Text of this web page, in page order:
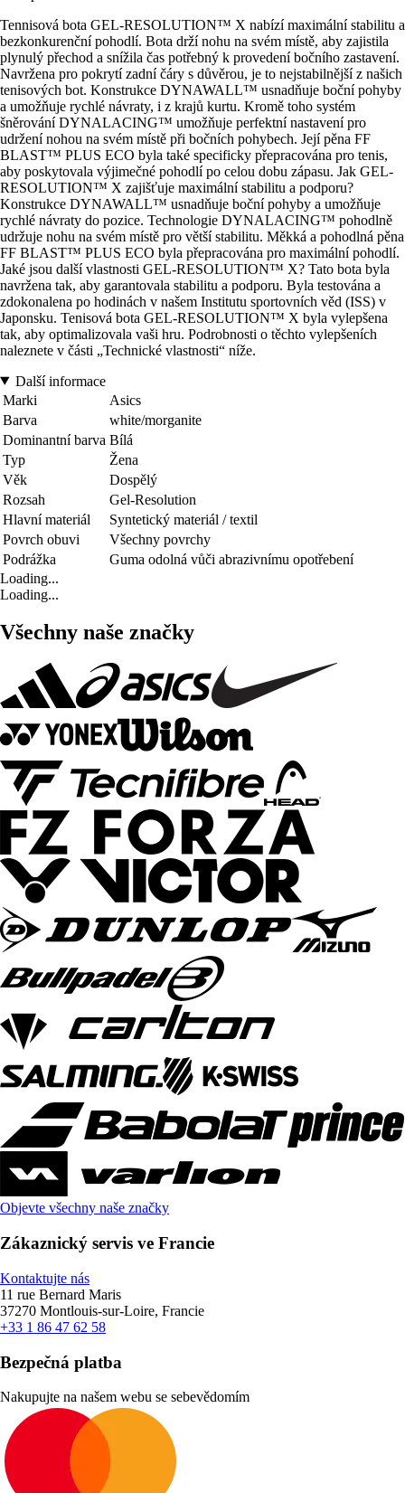
Tennisová bota GEL-RESOLUTION™ X nabízí maximální stabilitu a
bezkonkurenční pohodlí. Bota drží nohu na svém místě, aby zajistila
plynulý přechod a snížila čas potřebný k provedení bočního zastavení.
Navržena pro pokrytí zadní čáry s důvěrou, je to nejstabilnější z našich
tenisových bot. Konstrukce DYNAWALL™ usnadňuje boční pohyby
a umožňuje rychlé návraty, i z krajů kurtu. Kromě toho systém
šněrování DYNALACING™ umožňuje perfektní nastavení pro
udržení nohou na svém místě při bočních pohybech. Její pěna FF
BLAST™ PLUS ECO byla také specificky přepracována pro tenis,
aby poskytovala výjimečné pohodlí po celou dobu zápasu. Jak GEL-
RESOLUTION™ X zajišťuje maximální stabilitu a podporu?
Konstrukce DYNAWALL™ usnadňuje boční pohyby a umožňuje
rychlé návraty do pozice. Technologie DYNALACING™ pohodlně
udržuje nohu na svém místě pro větší stabilitu. Měkká a pohodlná pěna
FF BLAST™ PLUS ECO byla přepracována pro maximální pohodlí.
Jaké jsou další vlastnosti GEL-RESOLUTION™ X? Tato bota byla
navržena tak, aby garantovala stabilitu a podporu. Byla testována a
zdokonalena po hodinách v našem Institutu sportovních věd (ISS) v
Japonsku. Tenisová bota GEL-RESOLUTION™ X byla vylepšena
tak, aby optimalizovala vaši hru. Podrobnosti o těchto vylepšeních
naleznete v části „Technické vlastnosti“ níže.
Další informace
Marki
Asics
Barva
white/morganite
Dominantní barva Bílá
Typ
Žena
Věk
Dospělý
Rozsah
Gel-Resolution
Hlavní materiál
Syntetický materiál / textil
Povrch obuvi
Všechny povrchy
Podrážka
Guma odolná vůči abrazivnímu opotřebení
Loading...
Loading...
Všechny naše značky
Objevte všechny naše značky
Zákaznický servis ve Francie
Kontaktujte nás
11 rue Bernard Maris
37270 Montlouis-sur-Loire, Francie
+33 1 86 47 62 58
Bezpečná platba
Nakupujte na našem webu se sebevědomím